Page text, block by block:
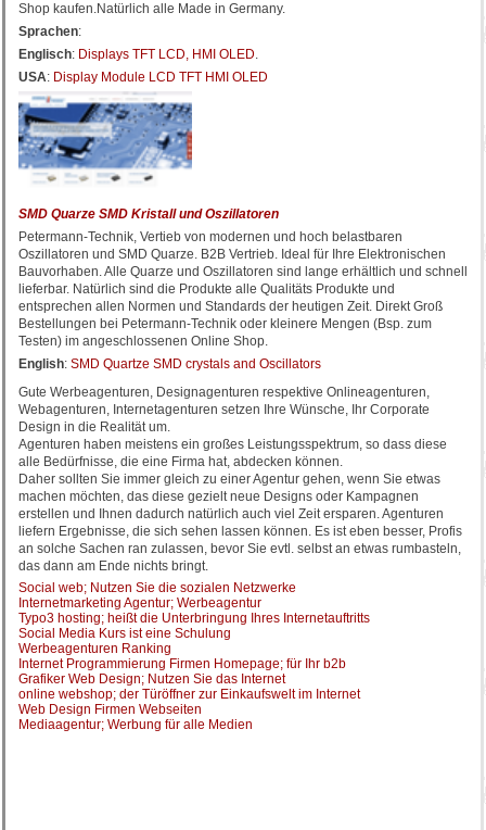
Shop kaufen.Natürlich alle Made in Germany.
Sprachen:
Englisch: Displays TFT LCD, HMI OLED.
USA: Display Module LCD TFT HMI OLED
SMD Quarze SMD Kristall und Oszillatoren
Petermann-Technik, Vertieb von modernen und hoch belastbaren
Oszillatoren und SMD Quarze. B2B Vertrieb. Ideal für Ihre Elektronischen
Bauvorhaben. Alle Quarze und Oszillatoren sind lange erhältlich und schnell
lieferbar. Natürlich sind die Produkte alle Qualitäts Produkte und
entsprechen allen Normen und Standards der heutigen Zeit. Direkt Groß
Bestellungen bei Petermann-Technik oder kleinere Mengen (Bsp. zum
Testen) im angeschlossenen Online Shop.
English: SMD Quartze SMD crystals and Oscillators
Gute Werbeagenturen, Designagenturen respektive Onlineagenturen,
Webagenturen, Internetagenturen setzen Ihre Wünsche, Ihr Corporate
Design in die Realität um.
Agenturen haben meistens ein großes Leistungsspektrum, so dass diese
alle Bedürfnisse, die eine Firma hat, abdecken können.
Daher sollten Sie immer gleich zu einer Agentur gehen, wenn Sie etwas
machen möchten, das diese gezielt neue Designs oder Kampagnen
erstellen und Ihnen dadurch natürlich auch viel Zeit ersparen. Agenturen
liefern Ergebnisse, die sich sehen lassen können. Es ist eben besser, Profis
an solche Sachen ran zulassen, bevor Sie evtl. selbst an etwas rumbasteln,
das dann am Ende nichts bringt.
Social web; Nutzen Sie die sozialen Netzwerke
Internetmarketing Agentur; Werbeagentur
Typo3 hosting; heißt die Unterbringung Ihres Internetauftritts
Social Media Kurs ist eine Schulung
Werbeagenturen Ranking
Internet Programmierung Firmen Homepage; für Ihr b2b
Grafiker Web Design; Nutzen Sie das Internet
online webshop; der Türöffner zur Einkaufswelt im Internet
Web Design Firmen Webseiten
Mediaagentur; Werbung für alle Medien